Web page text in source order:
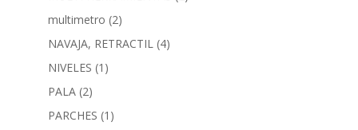
multimetro (2)
NAVAJA, RETRACTIL (4)
NIVELES (1)
PALA (2)
PARCHES (1)